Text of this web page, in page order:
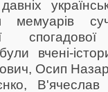
мемуарів
вчені-
Осип